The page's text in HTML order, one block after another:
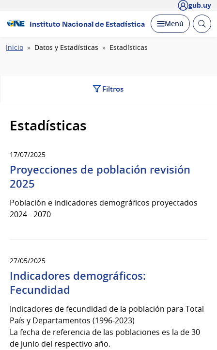
gub.uy
Instituto Nacional de Estadística Desplegar
Menú Abrir
Ruta
Inicio Datos y Estadísticas Estadísticas
Filtros
Estadísticas
17/07/2025
Proyecciones de población revisión
2025
Población e indicadores demográficos proyectados
2024 - 2070
27/05/2025
Indicadores demográficos:
Fecundidad
Indicadores de fecundidad de la población para Total
País y Departamentos (1996-2023)
La fecha de referencia de las poblaciones es la de 30
de junio del respectivo año.